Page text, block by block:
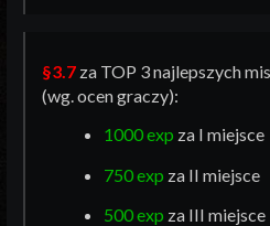
§3.7 za TOP 3 najlepszych
(wg. ocen graczy):
1000 exp za I miejsce
750 exp za II miejsce
500 exp za III miejsce